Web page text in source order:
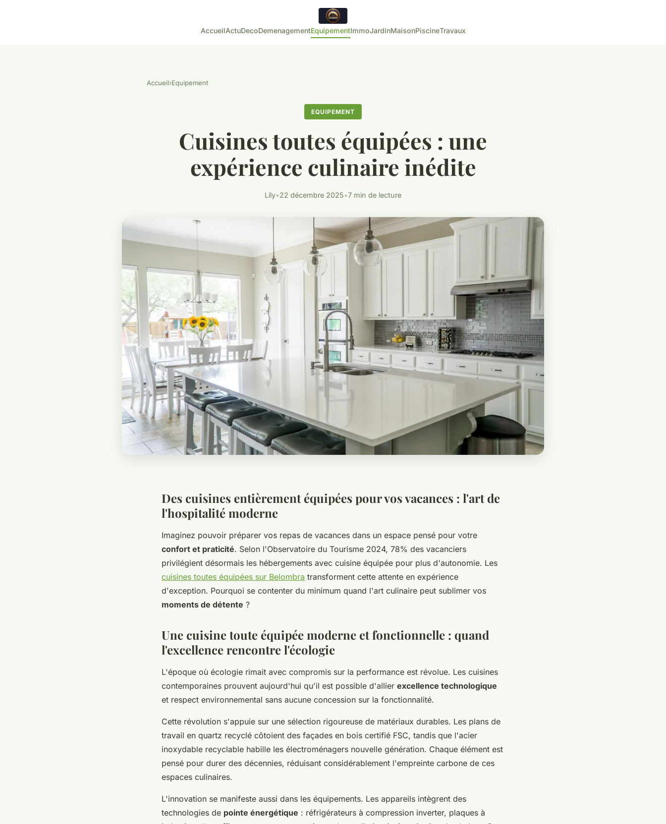
AccueilActuDecoDemenagementEquipementImmoJardinMaisonPiscineTravaux
Accueil›Equipement
EQUIPEMENT
Cuisines toutes équipées : une
expérience culinaire inédite
Lily•22 décembre 2025•7 min de lecture
Des cuisines entièrement équipées pour vos vacances : l'art de
l'hospitalité moderne
Imaginez pouvoir préparer vos repas de vacances dans un espace pensé pour votre
confort et praticité. Selon l'Observatoire du Tourisme 2024, 78% des vacanciers
privilégient désormais les hébergements avec cuisine équipée pour plus d'autonomie. Les
cuisines toutes équipées sur Belombra transforment cette attente en expérience
d'exception. Pourquoi se contenter du minimum quand l'art culinaire peut sublimer vos
moments de détente ?
Une cuisine toute équipée moderne et fonctionnelle : quand
l'excellence rencontre l'écologie
L'époque où écologie rimait avec compromis sur la performance est révolue. Les cuisines
contemporaines prouvent aujourd'hui qu'il est possible d'allier excellence technologique
et respect environnemental sans aucune concession sur la fonctionnalité.
Cette révolution s'appuie sur une sélection rigoureuse de matériaux durables. Les plans de
travail en quartz recyclé côtoient des façades en bois certifié FSC, tandis que l'acier
inoxydable recyclable habille les électroménagers nouvelle génération. Chaque élément est
pensé pour durer des décennies, réduisant considérablement l'empreinte carbone de ces
espaces culinaires.
L'innovation se manifeste aussi dans les équipements. Les appareils intègrent des
technologies de pointe énergétique : réfrigérateurs à compression inverter, plaques à